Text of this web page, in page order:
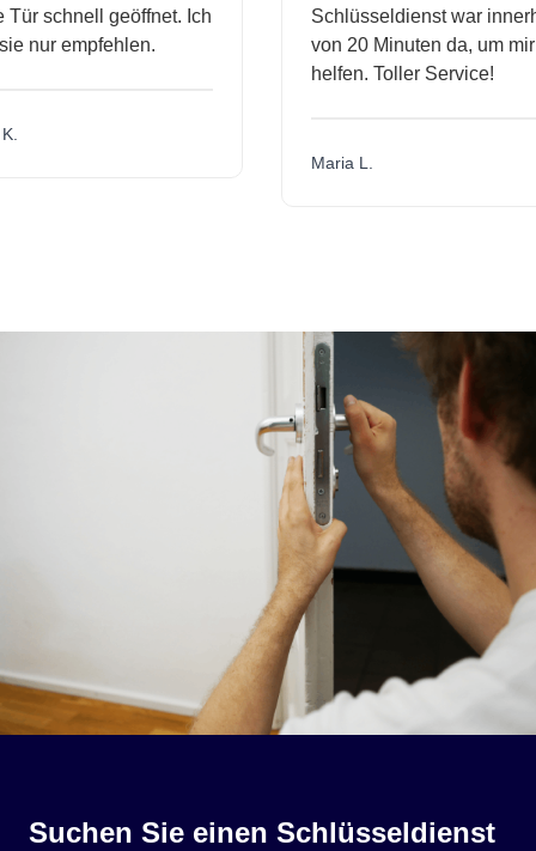
schnell geöffnet. Ich
nur empfehlen.
Schlüsseldienst war
von 20 Minuten da, um mir
helfen. Toller Service!
Maria L.
Suchen Sie einen Schlüsseldienst